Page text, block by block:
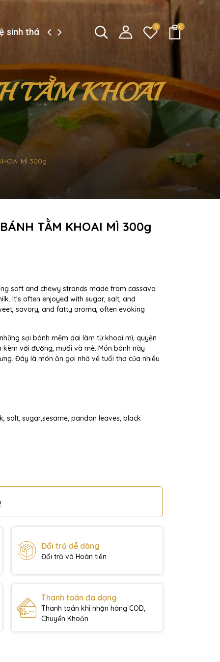
sinh thái công ty 0 0
TẰM KHOAI
MÌ 300g
TẰM KHOAI MÌ 300g
soft and chewy strands made from cassava
It's often enjoyed with sugar, salt, and
savory, and fatty aroma, often evoking
sợi bánh mềm dai làm từ khoai mì, quyện
với đường, muối và mè. Món bánh này
Đây là món ăn gợi nhớ về tuổi thơ của nhiều
salt, sugar,sesame, pandan leaves, black
Đổi trả dễ dàng
Đổi trả và Hoàn tiền
Thanh toán đa dạng
Thanh toán khi nhận hàng COD,
Chuyển Khoản